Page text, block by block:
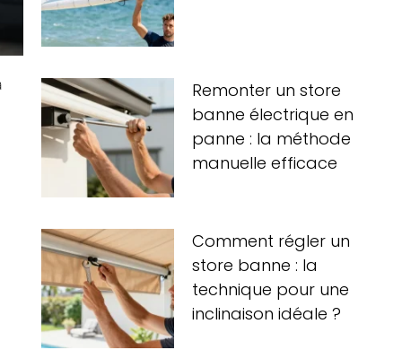
Remonter un store
banne électrique en
panne : la méthode
manuelle efficace
Comment régler un
store banne : la
technique pour une
inclinaison idéale ?